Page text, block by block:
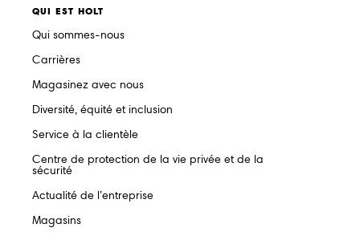
QUI EST HOLT
Qui sommes-nous
Carrières
Magasinez avec nous
Diversité, équité et inclusion
Service à la clientèle
Centre de protection de la vie privée et de la
sécurité
Actualité de l’entreprise
Magasins